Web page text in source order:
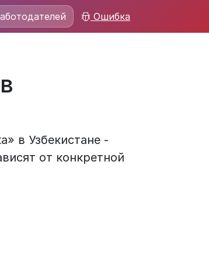
Ошибка
в Узбекистане -
от конкретной